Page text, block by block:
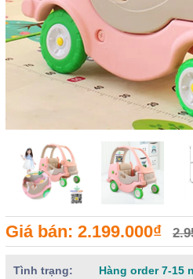
Giá bán: 2.199.000₫
Tình trạng:
Hàng order 7-15